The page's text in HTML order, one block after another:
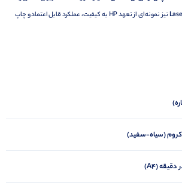
نیز نمونه‌ای از تعهد HP به کیفیت، عملکرد قابل اعتماد و چاپ
(سیاه‑سفید)